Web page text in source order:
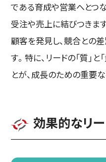
である育成や営業へとつ
受注や売上に結びつきま
顧客を発見し、競合との
す。特に、リードの「質」
とが、成長のための重要な
効果的なリ